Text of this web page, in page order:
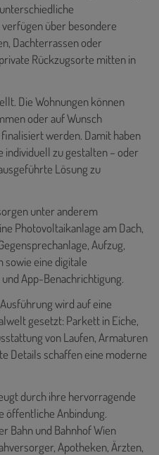
über besondere
Dachterrassen oder
Rückzugsorte mitten in
Die Wohnungen können
oder auf Wunsch
finalisiert werden. Damit haben
individuell zu gestalten – oder
Lösung zu
unter anderem
Photovoltaikanlage am Dach,
Aufzug,
sowie eine digitale
App-Benachrichtigung.
wird auf eine
gesetzt: Parkett in Eiche,
von Laufen, Armaturen
Details schaffen eine moderne
durch ihre hervorragende
öffentliche Anbindung.
Bahn und Bahnhof Wien
Apotheken, Ärzten,